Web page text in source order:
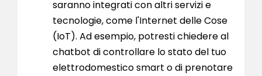
saranno integrati con altri servizi e
tecnologie, come l'Internet delle Cose
(IoT). Ad esempio, potresti chiedere al
chatbot di controllare lo stato del tuo
elettrodomestico smart o di prenotare